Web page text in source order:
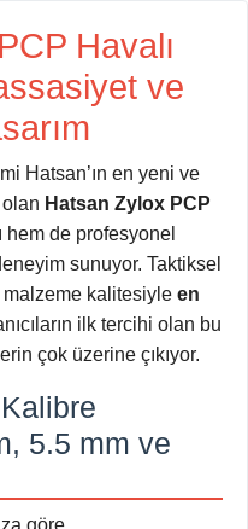
Havalı
ve
Hatsan’ın en yeni ve
Hatsan Zylox PCP
hem de profesyonel
sunuyor. Taktiksel
malzeme kalitesiyle en
ilk tercihi olan bu
çok üzerine çıkıyor.
5.5 mm ve